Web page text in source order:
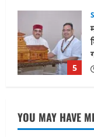
1
YOU MAY HAVE